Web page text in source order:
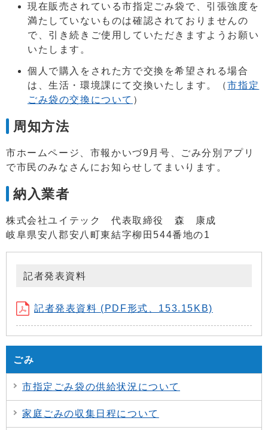
現在販売されている市指定ごみ袋で、引張強度を
満たしていないものは確認されておりませんの
で、引き続きご使用していただきますようお願い
いたします。
個人で購入をされた方で交換を希望される場合
は、生活・環境課にて交換いたします。（市指定
ごみ袋の交換について ）
周知方法
市ホームページ、市報かいづ9月号、ごみ分別アプリ
で市民のみなさんにお知らせしてまいります。
納入業者
株式会社ユイテック 代表取締役 森 康成
岐阜県安八郡安八町東結字柳田544番地の1
記者発表資料
記者発表資料 (PDF形式、153.15KB)
ごみ
市指定ごみ袋の供給状況について
家庭ごみの収集日程について